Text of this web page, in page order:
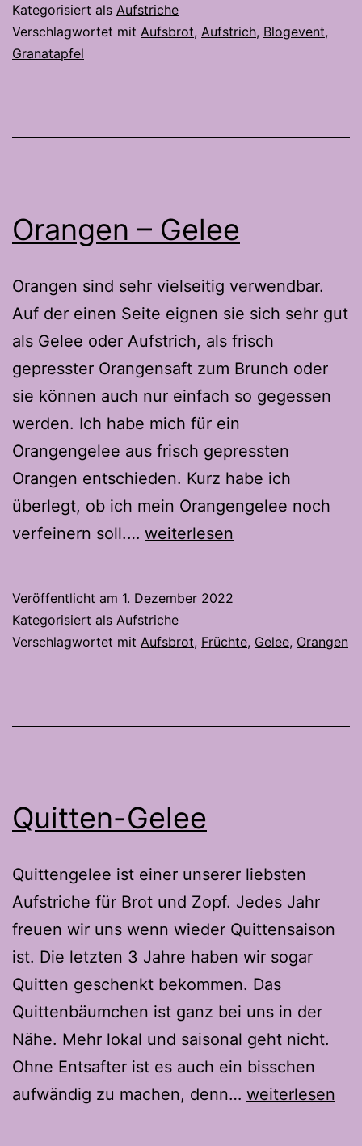
Kategorisiert als Aufstriche
Verschlagwortet mit Aufsbrot, Aufstrich, Blogevent,
Granatapfel
Orangen – Gelee
Orangen sind sehr vielseitig verwendbar.
Auf der einen Seite eignen sie sich sehr gut
als Gelee oder Aufstrich, als frisch
gepresster Orangensaft zum Brunch oder
sie können auch nur einfach so gegessen
werden. Ich habe mich für ein
Orangengelee aus frisch gepressten
Orangen entschieden. Kurz habe ich
überlegt, ob ich mein Orangengelee noch
verfeinern soll.… Orangen
weiterlesen
Veröffentlicht am 1. Dezember 2022
Kategorisiert als Aufstriche
Verschlagwortet mit Aufsbrot, Früchte, Gelee, Orangen
Quitten-Gelee
Quittengelee ist einer unserer liebsten
Aufstriche für Brot und Zopf. Jedes Jahr
freuen wir uns wenn wieder Quittensaison
ist. Die letzten 3 Jahre haben wir sogar
Quitten geschenkt bekommen. Das
Quittenbäumchen ist ganz bei uns in der
Nähe. Mehr lokal und saisonal geht nicht.
Ohne Entsafter ist es auch ein bisschen
aufwändig zu machen, denn… Quitten-
weiterlesen